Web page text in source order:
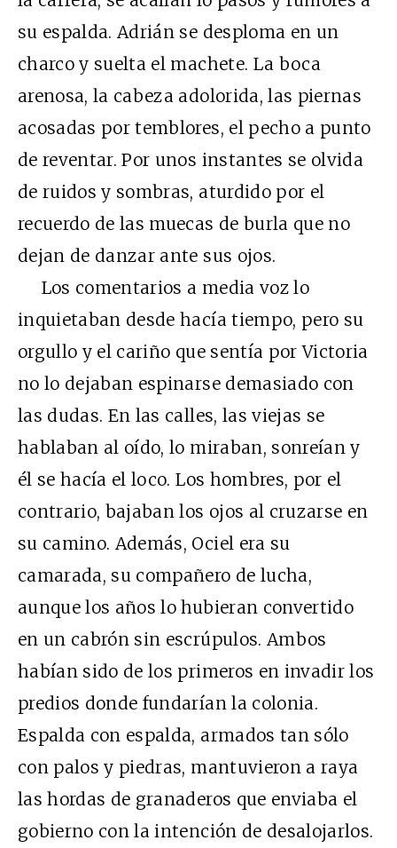
su espalda. Adrián se desploma en un
charco y suelta el machete. La boca
arenosa, la cabeza adolorida, las piernas
acosadas por temblores, el pecho a punto
de reventar. Por unos instantes se olvida
de ruidos y sombras, aturdido por el
recuerdo de las muecas de burla que no
dejan de danzar ante sus ojos.
Los comentarios a media voz lo
inquietaban desde hacía tiempo, pero su
orgullo y el cariño que sentía por Victoria
no lo dejaban espinarse demasiado con
las dudas. En las calles, las viejas se
hablaban al oído, lo miraban, sonreían y
él se hacía el loco. Los hombres, por el
contrario, bajaban los ojos al cruzarse en
su camino. Además, Ociel era su
camarada, su compañero de lucha,
aunque los años lo hubieran convertido
en un cabrón sin escrúpulos. Ambos
habían sido de los primeros en invadir los
predios donde fundarían la colonia.
Espalda con espalda, armados tan sólo
con palos y piedras, mantuvieron a raya
las hordas de granaderos que enviaba el
gobierno con la intención de desalojarlos.